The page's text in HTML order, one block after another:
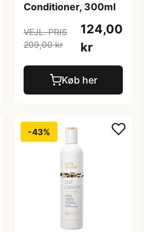
Conditioner, 300ml
VEJL. PRIS
209,00 kr
124,00
kr
Køb her
-43%